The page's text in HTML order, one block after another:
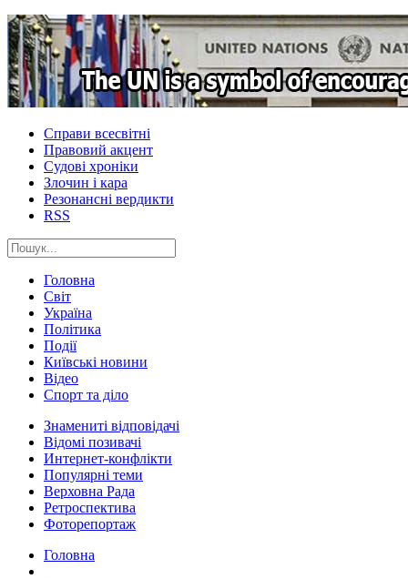
Справи всесвітні
Правовий акцент
Судові хроніки
Злочин і кара
Резонансні вердикти
RSS
Головна
Світ
Україна
Політика
Події
Київські новини
Відео
Спорт та діло
Знамениті відповідачі
Відомі позивачі
Интернет-конфлікти
Популярні теми
Верховна Рада
Ретроспектива
Фоторепортаж
Головна